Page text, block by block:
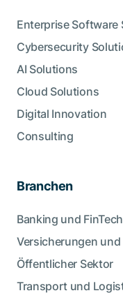
Enterprise Software
Cybersecurity
AI Solutions
Cloud Solutions
Digital Innovation
Consulting
Branchen
Banking und FinTech
Versicherungen und
Öffentlicher Sektor
Transport und